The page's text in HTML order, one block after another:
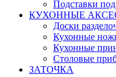
Подставки
КУХОННЫЕ
Доски
Кухонные
Кухонные
Столовые
ЗАТОЧКА